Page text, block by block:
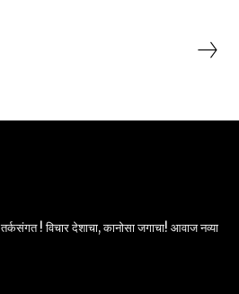
! विचार देशाचा, कानोसा जगाचा! आवाज नव्या